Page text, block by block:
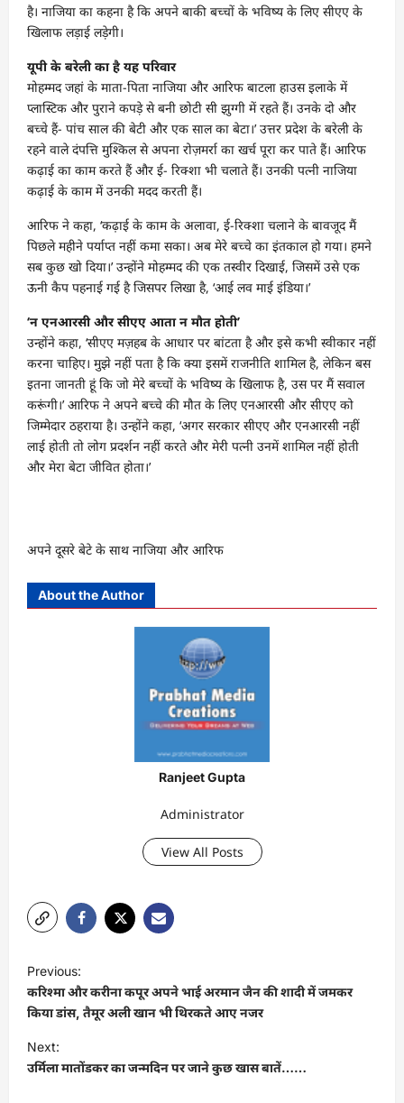
है। नाजिया का कहना है कि अपने बाकी बच्चों के भविष्य के लिए सीएए के
खिलाफ लड़ाई लड़ेगी।
यूपी के बरेली का है यह परिवार
मोहम्मद जहां के माता-पिता नाजिया और आरिफ बाटला हाउस इलाके में
प्लास्टिक और पुराने कपड़े से बनी छोटी सी झुग्गी में रहते हैं। उनके दो और
बच्चे हैं- पांच साल की बेटी और एक साल का बेटा।’ उत्तर प्रदेश के बरेली के
रहने वाले दंपत्ति मुश्किल से अपना रोज़मर्रा का खर्च पूरा कर पाते हैं। आरिफ
कढ़ाई का काम करते हैं और ई- रिक्शा भी चलाते हैं। उनकी पत्‍नी नाजिया
कढ़ाई के काम में उनकी मदद करती हैं।
आरिफ ने कहा, ‘कढ़ाई के काम के अलावा, ई-रिक्शा चलाने के बावजूद मैं
पिछले महीने पर्याप्त नहीं कमा सका। अब मेरे बच्चे का इंतकाल हो गया। हमने
सब कुछ खो दिया।’ उन्होंने मोहम्मद की एक तस्वीर दिखाई, जिसमें उसे एक
ऊनी कैप पहनाई गई है जिसपर लिखा है, ‘आई लव माई इंडिया।’
‘न एनआरसी और सीएए आता न मौत होती’
उन्होंने कहा, ‘सीएए मज़हब के आधार पर बांटता है और इसे कभी स्वीकार नहीं
करना चाहिए। मुझे नहीं पता है कि क्या इसमें राजनीति शामिल है, लेकिन बस
इतना जानती हूं कि जो मेरे बच्चों के भविष्य के खिलाफ है, उस पर मैं सवाल
करूंगी।’ आरिफ ने अपने बच्चे की मौत के लिए एनआरसी और सीएए को
जिम्मेदार ठहराया है। उन्होंने कहा, ‘अगर सरकार सीएए और एनआरसी नहीं
लाई होती तो लोग प्रदर्शन नहीं करते और मेरी पत्नी उनमें शामिल नहीं होती
और मेरा बेटा जीवित होता।’
अपने दूसरे बेटे के साथ नाजिया और आरिफ
About the Author
Ranjeet Gupta
Administrator
View All Posts
o
s
t
n
Previous:
करिश्मा और करीना कपूर अपने भाई अरमान जैन की शादी में जमकर
किया डांस, तैमूर अली खान भी थिरकते आए नजर
Next:
उर्मिला मातोंडकर का जन्मदिन पर जाने कुछ खास बातें……